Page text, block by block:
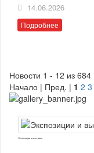
14.06.2026
Подробнее
Новости 1 - 12 из 684
Начало | Пред. | 1 2 3
Экспозиции и выставки